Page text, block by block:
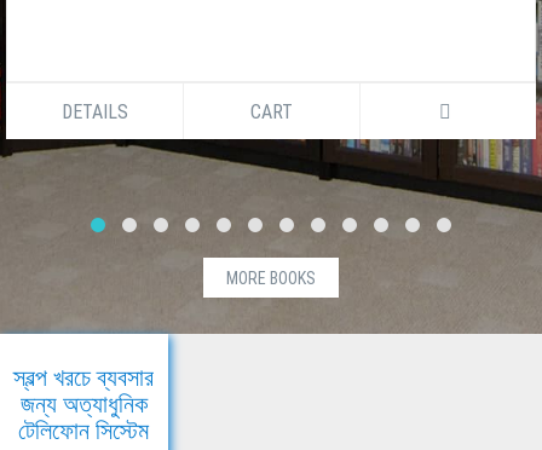
DETAILS CART
MORE BOOKS
স্বল্প খরচে ব্যবসার
জন্য অত্যাধুনিক
টেলিফোন সিস্টেম